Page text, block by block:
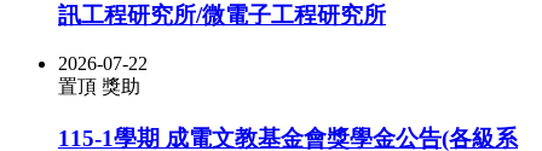
訊工程研究所/微電子工程研究所
2026-07-22
置頂 獎助
115-1學期 成電文教基金會獎學金公告(各級系